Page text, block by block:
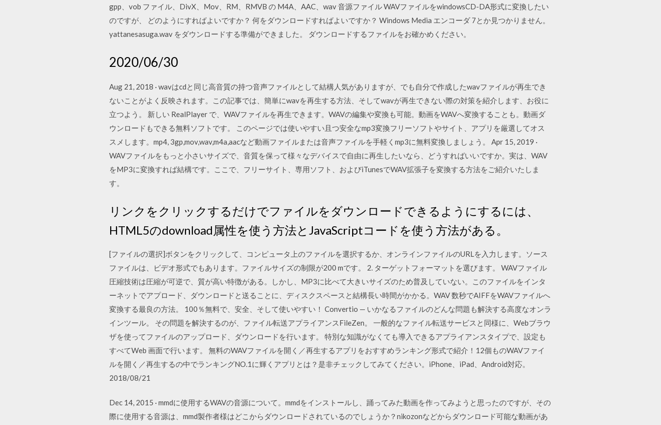
gpp、vob ファイル、DivX、Mov、RM、RMVB の M4A、AAC、wav 音源ファイル WAVファイルをwindowsCD-DA形式に変換したい
のですが、 どのようにすればよいですか？ 何をダウンロードすればよいですか？ Windows Media エンコーダ 7とか見つかりません。
yattanesasuga.wav をダウンロードする準備ができました。 ダウンロードするファイルをお確かめください。
2020/06/30
Aug 21, 2018 · wavはcdと同じ高音質の持つ音声ファイルとして結構人気がありますが、でも自分で作成したwavファイルが再生でき
ないことがよく反映されます。この記事では、簡単にwavを再生する方法、そしてwavが再生できない際の対策を紹介します、お役に
立つよう。 新しい RealPlayer で、WAVファイルを再生できます。WAVの編集や変換も可能。動画をWAVへ変換することも。動画ダ
ウンロードもできる無料ソフトです。 このページでは使いやすい且つ安全なmp3変換フリーソフトやサイト、アプリを厳選してオス
スメします。mp4, 3gp,mov,wav,m4a,aacなど動画ファイルまたは音声ファイルを手軽くmp3に無料変換しましょう。 Apr 15, 2019 ·
WAVファイルをもっと小さいサイズで、音質を保って様々なデバイスで自由に再生したいなら、どうすればいいですか。実は、WAV
をMP3に変換すれば結構です。ここで、フリーサイト、専用ソフト、およびiTunesでWAV拡張子を変換する方法をご紹介いたしま
す。
リンクをクリックするだけでファイルをダウンロードできるようにするには、
HTML5のdownload属性を使う方法とJavaScriptコードを使う方法がある。
[ファイルの選択]ボタンをクリックして、コンピュータ上のファイルを選択するか、オンラインファイルのURLを入力します。ソース
ファイルは、ビデオ形式でもあります。ファイルサイズの制限が200 mです。 2. ターゲットフォーマットを選びます。 WAVファイル
圧縮技術は圧縮が可逆で、質が高い特徴がある。しかし、MP3に比べて大きいサイズのため普及していない。このファイルをインタ
ーネットでアプロード、ダウンロードと送ることに、ディスクスペースと結構長い時間がかかる。WAV 数秒でAIFFをWAVファイルへ
変換する最良の方法。 100％無料で、安全、そして使いやすい！ Convertio — いかなるファイルのどんな問題も解決する高度なオンラ
インツール。 その問題を解決するのが、ファイル転送アプライアンスFileZen。 一般的なファイル転送サービスと同様に、Webブラウ
ザを使ってファイルのアップロード、ダウンロードを行います。 特別な知識がなくても導入できるアプライアンスタイプで、設定も
すべてWeb 画面で行います。 無料のWAVファイルを開く／再生するアプリをおすすめランキング形式で紹介！12個ものWAVファイ
ルを開く／再生するの中でランキングNO.1に輝くアプリとは？是非チェックしてみてください。iPhone、iPad、Android対応。
2018/08/21
Dec 14, 2015 · mmdに使用するWAVの音源について。mmdをインストールし、踊ってみた動画を作ってみようと思ったのですが、その
際に使用する音源は、mmd製作者様はどこからダウンロードされているのでしょうか？nikozonなどからダウンロード可能な動画があ